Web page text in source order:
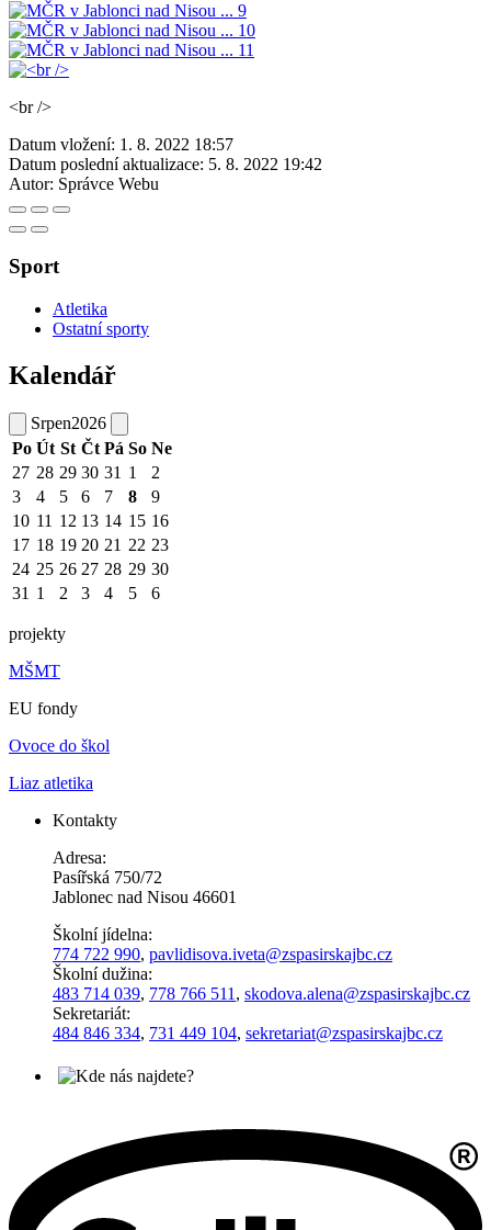
<br />
Datum vložení: 1. 8. 2022 18:57
Datum poslední aktualizace: 5. 8. 2022 19:42
Autor: Správce Webu
Sport
Atletika
Ostatní sporty
Kalendář
Srpen2026
Po Út St Čt Pá So Ne
27 28 29 30 31 1
2
3
4 5 6 7 8
9
10 11 12 13 14 15 16
17 18 19 20 21 22 23
24 25 26 27 28 29 30
31 1 2 3 4 5 6
projekty
MŠMT
EU fondy
Ovoce do škol
Liaz atletika
Kontakty
Adresa:
Pasířská 750/72
Jablonec nad Nisou 46601
Školní jídelna:
774 722 990, pavlidisova.iveta@zspasirskajbc.cz
Školní dužina:
483 714 039, 778 766 511 , skodova.alena@zspasirskajbc.cz
Sekretariát:
484 846 334, 731 449 104, sekretariat@zspasirskajbc.cz